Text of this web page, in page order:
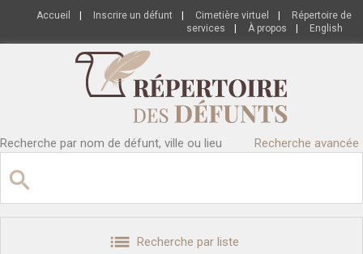
Accueil Inscrire un défunt Cimetière virtuel
Répertoire de
services
À propos English
Recherche par nom de défunt, ville ou lieu Recherche avancée
Recherche par liste